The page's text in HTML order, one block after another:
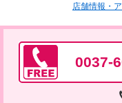
店舗情報・
0037-